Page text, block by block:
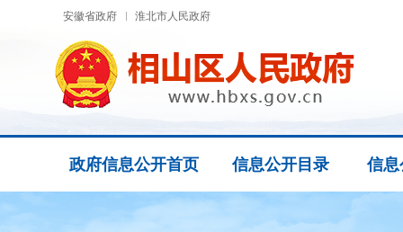
安徽省政府 淮北市人民政府
政府信息公开首页 信息公开目录 信息